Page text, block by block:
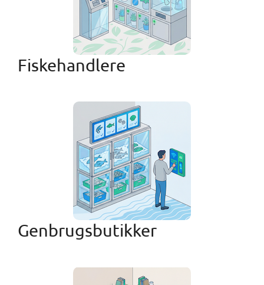
Fiskehandlere
Genbrugsbutikker